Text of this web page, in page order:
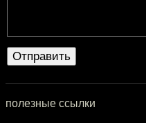
полезные ссылки